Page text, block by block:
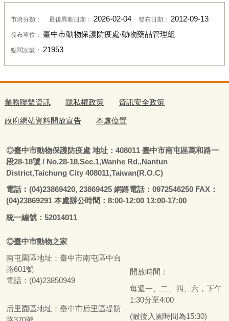
市府分類： 最後異動日期： 2026-02-04 發布日期： 2012-09-13
發布單位： 臺中市動物保護防疫處‧動物藥品管理組
點閱次數： 21953
業務聯繫資訊 隱私權政策 資訊安全政策
政府網站資料開放宣告 本處位置
◎臺中市動物保護防疫處地址：408011 臺中市南屯區萬和路一
段28-18號 / No.28-18,Sec.1,Wanhe Rd.,Nantun
District,Taichung City 408011,Taiwan(R.O.C)
電話︰ (04)23869420, 23869425 網路電話：0972546250 FAX：
(04)23869291 本處辦公時間：8:00-12:00 13:00-17:00
統一編號：52014011
◎臺中市動物之家
南屯園區地址： 臺中市南屯區中台
路601號
電話：(04)23850949
后里園區地址： 臺中市后里區堤防
開放時間：
每週一、二、四、六，下午
1:30分至4:00
(最後入園時間為15:30)